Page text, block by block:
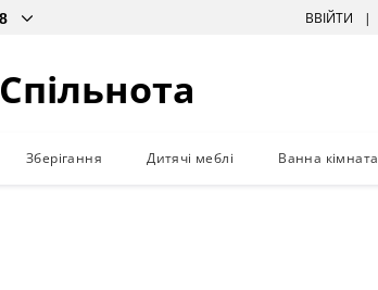
ВВІЙТИ
Спільнота
Зберігання Дитячі меблі Ванна кімната